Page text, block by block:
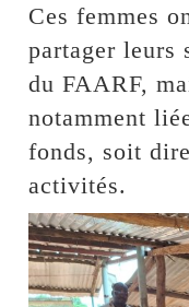
Ces femmes
partager leurs
du FAARF,
notamment
fonds, soit
activités.